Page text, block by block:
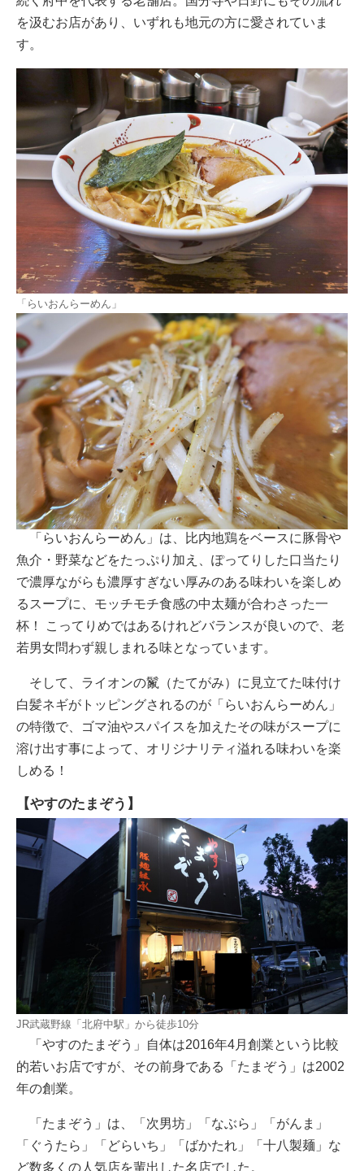
を汲むお店があり、いずれも地元の方に愛されていま
す。
「らいおんらーめん」
「らいおんらーめん」は、比内地鶏をベースに豚骨や
魚介・野菜などをたっぷり加え、ぽってりした口当たり
で濃厚ながらも濃厚すぎない厚みのある味わいを楽しめ
るスープに、モッチモチ食感の中太麺が合わさった一
杯！ こってりめではあるけれどバランスが良いので、老
若男女問わず親しまれる味となっています。
そして、ライオンの鬣（たてがみ）に見立てた味付け
白髪ネギがトッピングされるのが「らいおんらーめん」
の特徴で、ゴマ油やスパイスを加えたその味がスープに
溶け出す事によって、オリジナリティ溢れる味わいを楽
しめる！
【やすのたまぞう】
JR武蔵野線「北府中駅」から徒歩10分
「やすのたまぞう」自体は2016年4月創業という比較
的若いお店ですが、その前身である「たまぞう」は2002
年の創業。
「たまぞう」は、「次男坊」「なぶら」「がんま」
「ぐうたら」「どらいち」「ばかたれ」「十八製麺」な
ど数多くの人気店を輩出した名店でした。